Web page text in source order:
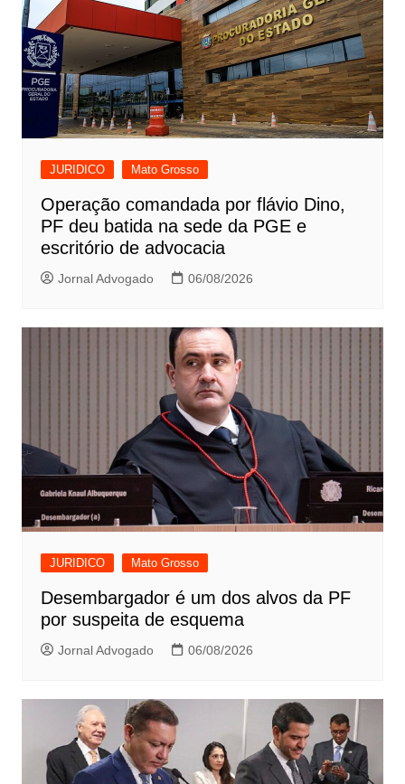
JURIDICO Mato Grosso
Operação comandada por flávio Dino,
PF deu batida na sede da PGE e
escritório de advocacia
Jornal Advogado 06/08/2026
JURIDICO Mato Grosso
Desembargador é um dos alvos da PF
por suspeita de esquema
Jornal Advogado 06/08/2026